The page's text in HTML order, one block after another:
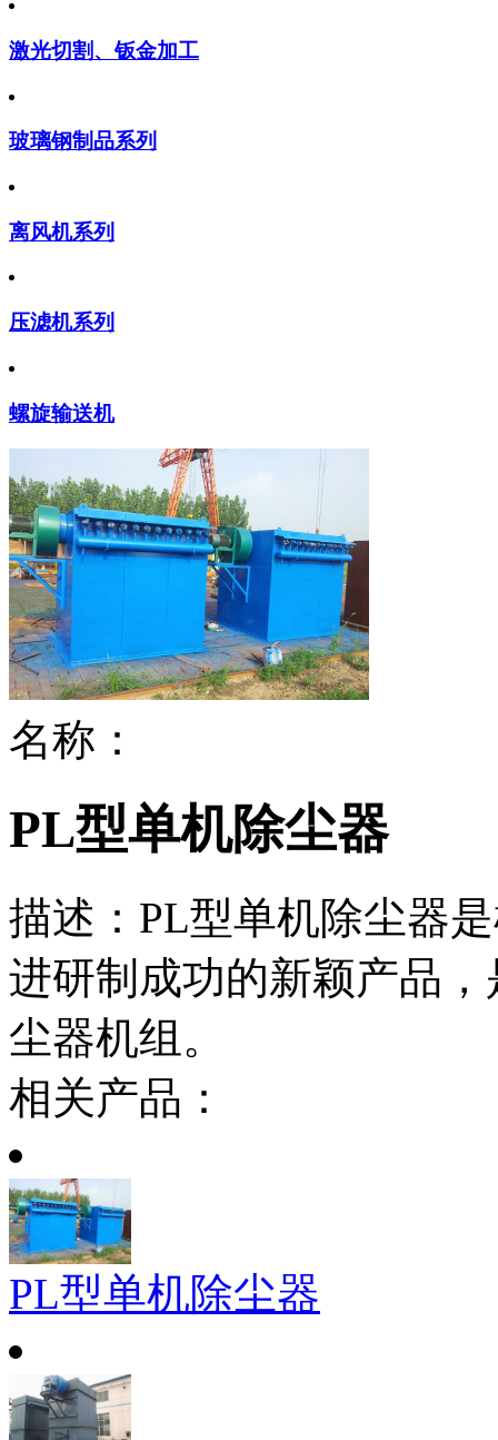
激光切割、钣金加工
玻璃钢制品系列
离风机系列
压滤机系列
螺旋输送机
名称：
PL型单机除尘器
描述： PL型单机除尘器
进研制成功的新颖产品
尘器机组。
相关产品：
PL型单机除尘器